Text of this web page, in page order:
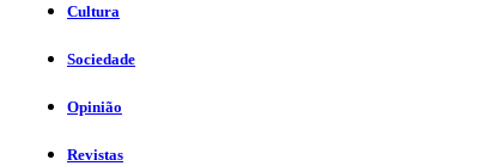
Cultura
Sociedade
Opinião
Revistas